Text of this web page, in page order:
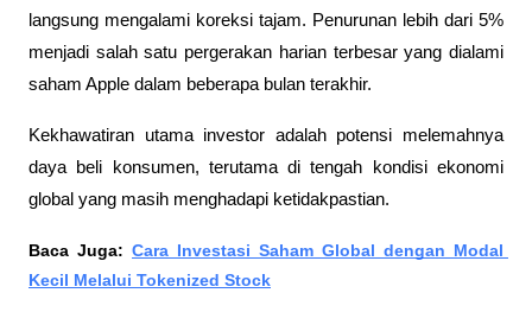
langsung mengalami koreksi tajam. Penurunan lebih dari 5%
menjadi salah satu pergerakan harian terbesar yang dialami
saham Apple dalam beberapa bulan terakhir.
Kekhawatiran utama investor adalah potensi melemahnya
daya beli konsumen, terutama di tengah kondisi ekonomi
global yang masih menghadapi ketidakpastian.
Baca Juga: Cara Investasi Saham Global dengan Modal
Kecil Melalui Tokenized Stock